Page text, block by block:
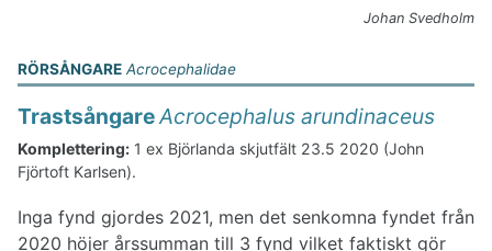
Johan Svedholm
RÖRSÅNGARE Acrocephalidae
TrastsångareAcrocephalus arundinaceus
Komplettering: 1 ex Björlanda skjutfält 23.5 2020 (John
Fjörtoft Karlsen).
Inga fynd gjordes 2021, men det senkomna fyndet från
2020 höjer årssumman till 3 fynd vilket faktiskt gör